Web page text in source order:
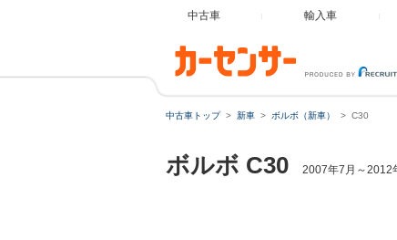
中古車 輸入車
中古車トップ 新車 ボルボ（新車） C30
ボルボ C30 2007年7月～2012